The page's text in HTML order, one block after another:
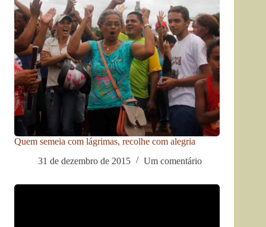
Quem semeia com lágrimas, recolhe com alegria
31 de dezembro de 2015
Um comentário